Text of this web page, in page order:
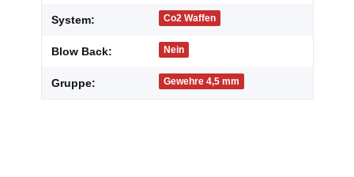
System: Co2 Waffen
Blow Back: Nein
Gruppe: Gewehre 4,5 mm